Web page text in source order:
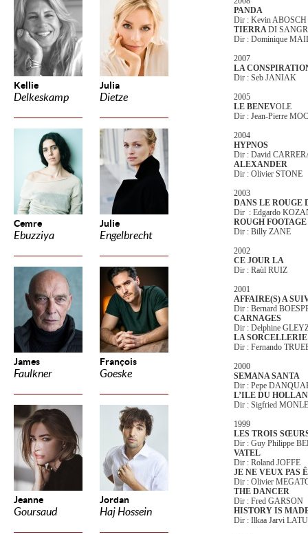
Kellie
Delkeskamp
Julia
Dietze
Cemre
Ebuzziya
Julie
Engelbrecht
James
Faulkner
François
Goeske
Jeanne
Goursaud
Jordan
Haj Hossein
PANDA
Dir : Kevin ABOSCH
TIERRADI
Dir : Dominique
2007
LA
Dir : Seb JANIAK
2005
LE BENEVOLE
Dir : Jean-Pierre
2004
HYPNOS
Dir : David
ALEXANDER
Dir : Olivier STONE
2003
DANS LE ROUGE
Dir : Edgardo
ROUGH FOOTAGE
Dir : Billy ZANE
2002
CE JOUR LA
Dir : Raùl RUIZ
2001
AFFAIRE(S) A
Dir : Bernard
CARNAGES
Dir : Delphine
LA
Dir : Fernando
2000
SEMANA SANTA
Dir : Pepe
L’ILE DU
Dir : Sigfried
1999
LES TROIS
Dir : Guy Philippe
VATEL
Dir : Roland JOFFE
JE NE VEUX PAS
Dir : Olivier
THE DANCER
Dir : Fred GARSON
HISTORY IS
Dir : Ilkaa Jarvi